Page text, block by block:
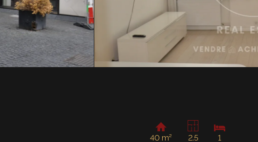
40 m²
2.5 1